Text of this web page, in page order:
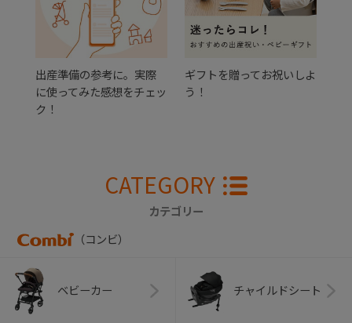
出産準備の参考に。実際
に使ってみた感想をチェッ
ク！
ギフトを贈ってお祝いしよ
う！
CATEGORY
カテゴリー
（コンビ）
ベビーカー チャイルドシート